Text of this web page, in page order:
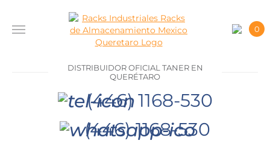
0
DISTRIBUIDOR OFICIAL TANER EN
QUERÉTARO
(446) 1168-530
(446) 1168-530
CONTACTO